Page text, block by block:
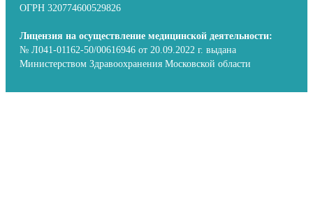
ОГРН 320774600529826
Лицензия на осуществление медицинской деятельности:
№ Л041-01162-50/00616946 от 20.09.2022 г. выдана
Министерством Здравоохранения Московской области